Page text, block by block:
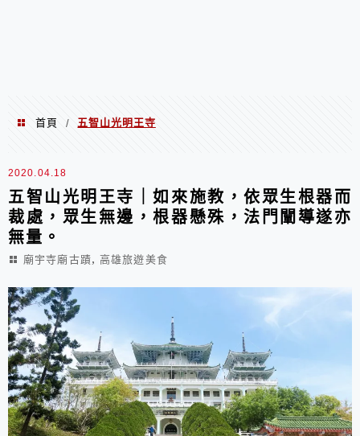
首頁 / 五智山光明王寺
五智山光明王寺
2020.04.18
五智山光明王寺｜如來施教，依眾生根器而
裁處，眾生無邊，根器懸殊，法門闡導遂亦
無量。
廟宇寺廟古蹟,高雄旅遊美食